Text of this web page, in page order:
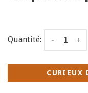
Quantité: +
-
CURIEUX